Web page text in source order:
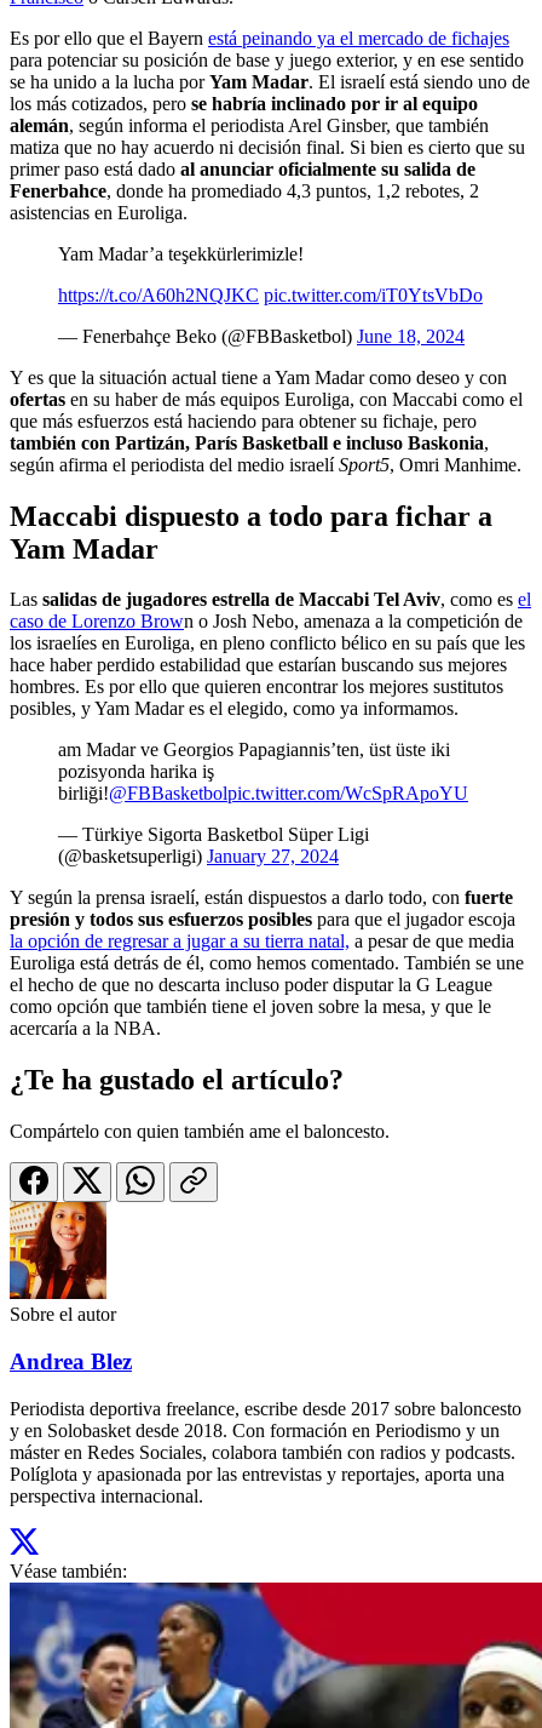
Es por ello que el Bayern está peinando ya el mercado de fichajes
para potenciar su posición de base y juego exterior, y en ese sentido
se ha unido a la lucha porYam Madar. El israelí está siendo uno de
los más cotizados, pero se habría inclinado por ir al equipo
alemán, según informa el periodista Arel Ginsber, que también
matiza que no hay acuerdo ni decisión final. Si bien es cierto que su
primer paso está dado al anunciar oficialmente su salida de
Fenerbahce, donde ha promediado 4,3 puntos, 1,2 rebotes, 2
asistencias en Euroliga.
Yam Madar’a teşekkürlerimizle!
https://t.co/A60h2NQJKC pic.twitter.com/iT0YtsVbDo
— Fenerbahçe Beko (@FBBasketbol) June 18, 2024
Y es que la situación actual tiene a Yam Madar como deseo y con
ofertas en su haber de más equipos Euroliga, con Maccabi como el
que más esfuerzos está haciendo para obtener su fichaje, pero
también con Partizán, París Basketball e incluso Baskonia,
según afirma el periodista del medio israelíSport5, Omri Manhime.
Maccabi dispuesto a todo para fichar a
Yam Madar
Las salidas de jugadores estrella de Maccabi Tel Aviv, como es el
caso de Lorenzo Brown o Josh Nebo, amenaza a la competición de
los israelíes en Euroliga, en pleno conflicto bélico en su país que les
hace haber perdido estabilidad que estarían buscando sus mejores
hombres. Es por ello que quieren encontrar los mejores sustitutos
posibles, y Yam Madar es el elegido, como ya informamos.
am Madar ve Georgios Papagiannis’ten, üst üste iki
pozisyonda harika iş
birliği!@FBBasketbolpic.twitter.com/WcSpRApoYU
— Türkiye Sigorta Basketbol Süper Ligi
(@basketsuperligi) January 27, 2024
Y según la prensa israelí, están dispuestos a darlo todo, con fuerte
presión y todos sus esfuerzos posibles para que el jugador escoja
la opción de regresar a jugar a su tierra natal, a pesar de que media
Euroliga está detrás de él, como hemos comentado. También se une
el hecho de que no descarta incluso poder disputar la G League
como opción que también tiene el joven sobre la mesa, y que le
acercaría a la NBA.
¿Te ha gustado el artículo?
Compártelo con quien también ame el baloncesto.
Sobre el autor
Andrea Blez
Periodista deportiva freelance, escribe desde 2017 sobre baloncesto
y en Solobasket desde 2018. Con formación en Periodismo y un
máster en Redes Sociales, colabora también con radios y podcasts.
Políglota y apasionada por las entrevistas y reportajes, aporta una
perspectiva internacional.
Véase también: